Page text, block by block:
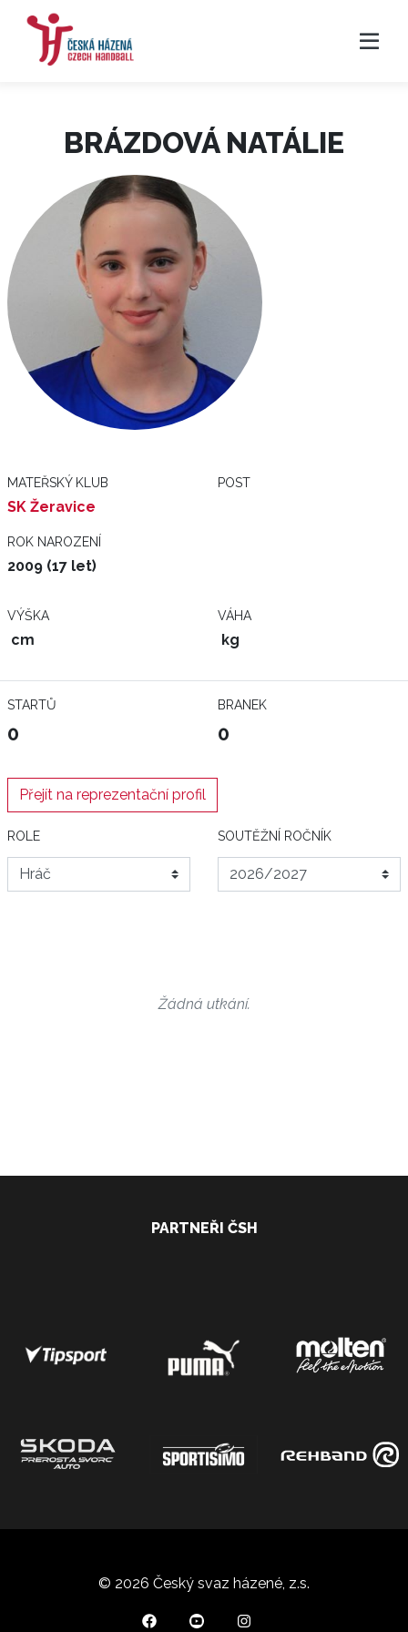
BRÁZDOVÁ NATÁLIE
MATEŘSKÝ KLUB
SK Žeravice
POST
ROK NAROZENÍ
2009 (17 let)
VÝŠKA
cm
VÁHA
kg
STARTŮ
0
BRANEK
0
Přejít na reprezentační profil
ROLE SOUTĚŽNÍ ROČNÍK
Žádná utkání.
PARTNEŘI ČSH
© 2026 Český svaz házené, z.s.